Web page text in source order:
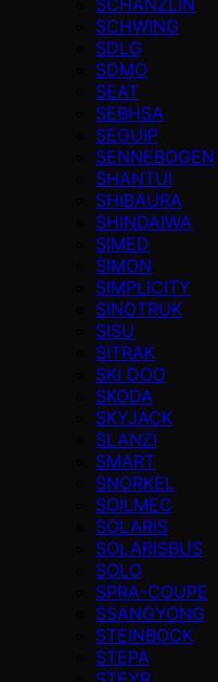
SCHANZLIN
SCHWING
SDLG
SDMO
SEAT
SEBHSA
SEGUIP
SENNEBOGEN
SHANTUI
SHIBAURA
SHINDAIWA
SIMED
SIMON
SIMPLICITY
SINOTRUK
SISU
SITRAK
SKI DOO
SKODA
SKYJACK
SLANZI
SMART
SNORKEL
SOILMEC
SOLARIS
SOLARISBUS
SOLO
SPRA-COUPE
SSANGYONG
STEINBOCK
STEPA